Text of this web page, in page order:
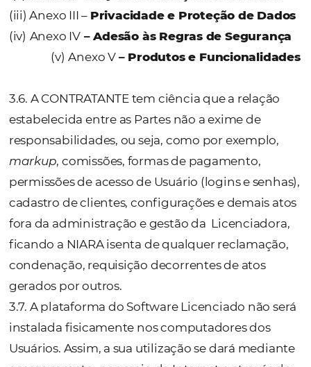
qualquer tipo de exclusividade para a
e não transfere qualquer direito de
propriedade dos seus códigos fonte,
sua exploração comercial ou
para terceiros.
3.4. A Licenciada desde já se declara ciente
autoriza que os dados, incluindo dados
tratados peloSoftware Niarasejam
para a NIARA, bem como que o
destes dados seja feito no Banco de Dados
da NIARA, a critério exclusivo desta, mas
respeitando a finalidade contratual e a Lei
de Proteção de Dados.
3.5. As especificações técnicas,